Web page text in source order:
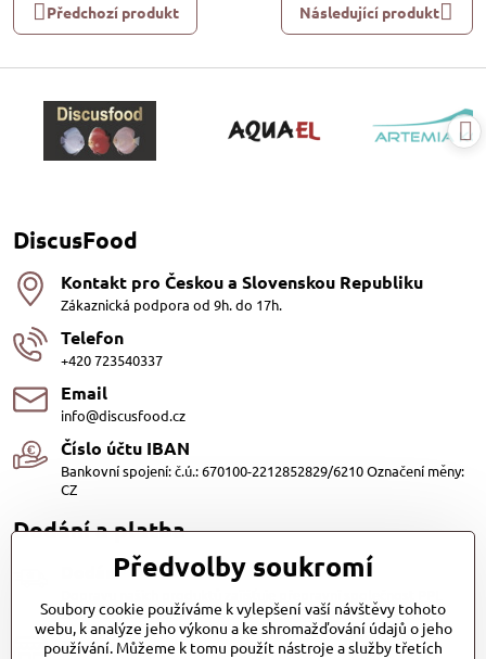
Předchozí produkt Následující produkt
DiscusFood
Kontakt pro Českou a Slovenskou Republiku
Zákaznická podpora od 9h. do 17h.
Telefon
+420 723540337
Email
info@discusfood.cz
Číslo účtu IBAN
Bankovní spojení: č.ú.: 670100-2212852829/6210 Označení měny:
CZ
Dodání a platba
Dodání
s.r.o. a Zásilkovna
Platby
Předvolby soukromí
Soubory cookie používáme k vylepšení vaší návštěvy tohoto
webu, k analýze jeho výkonu a ke shromažďování údajů o jeho
používání. Můžeme k tomu použít nástroje a služby třetích